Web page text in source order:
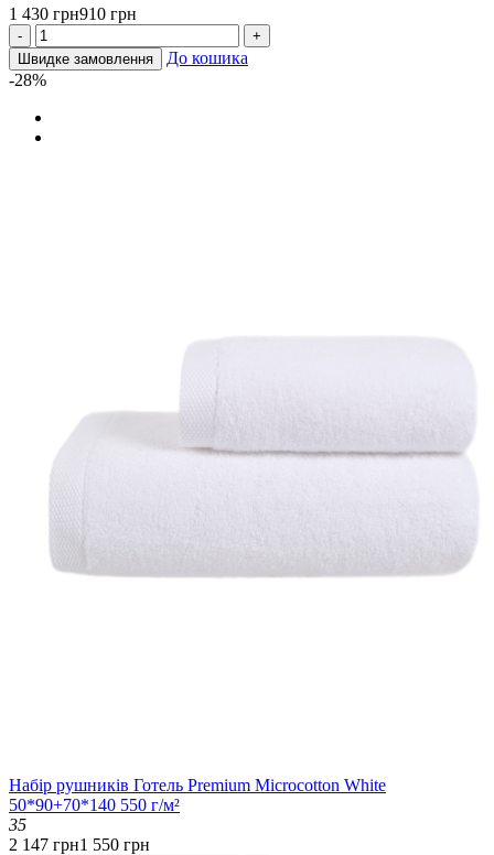
1 430 грн910 грн
-
+
Швидке замовлення
До кошика
-28%
Набір рушників Готель Premium Microcotton White
50*90+70*140 550 г/м²
35
2 147 грн1 550 грн